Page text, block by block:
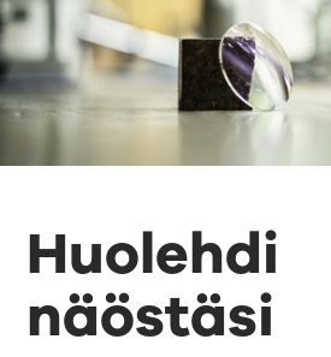
Huolehdi
näöstäsi